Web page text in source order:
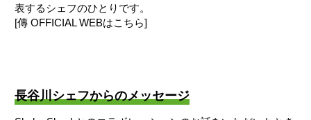
表するシェフのひとりです。
[傳 OFFICIAL WEBはこちら]
長谷川シェフからのメッセージ